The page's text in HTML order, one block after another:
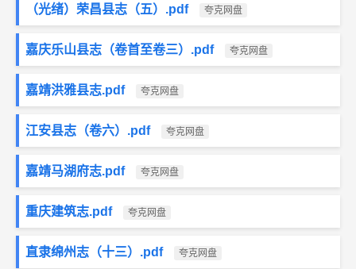
（光绪）荣昌县志（五）.pdf 夸克网盘
嘉庆乐山县志（卷首至卷三）.pdf 夸克网盘
嘉靖洪雅县志.pdf 夸克网盘
江安县志（卷六）.pdf 夸克网盘
嘉靖马湖府志.pdf 夸克网盘
重庆建筑志.pdf 夸克网盘
直隶绵州志（十三）.pdf 夸克网盘